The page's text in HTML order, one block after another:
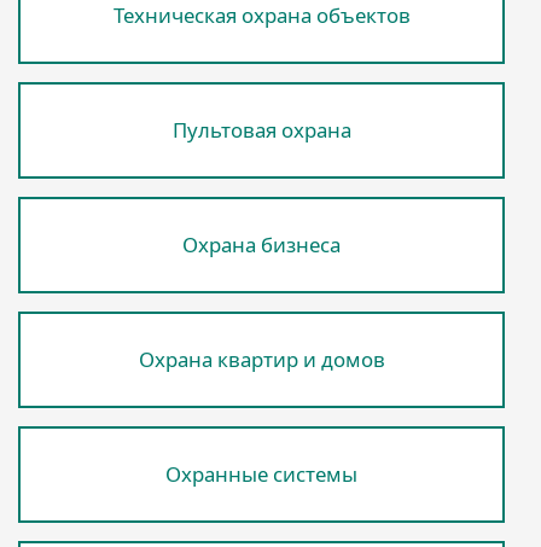
Техническая охрана объектов
Пультовая охрана
Охрана бизнеса
Охрана квартир и домов
Охранные системы